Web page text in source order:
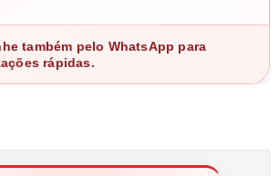
também pelo WhatsApp para
rápidas.